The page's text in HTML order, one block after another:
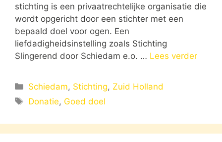
stichting is een privaatrechtelijke organisatie die
wordt opgericht door een stichter met een
bepaald doel voor ogen. Een
liefdadigheidsinstelling zoals Stichting
Slingerend door Schiedam e.o. … Lees verder
Categorieën
Schiedam, Stichting, Zuid Holland
Tags
Donatie, Goed doel